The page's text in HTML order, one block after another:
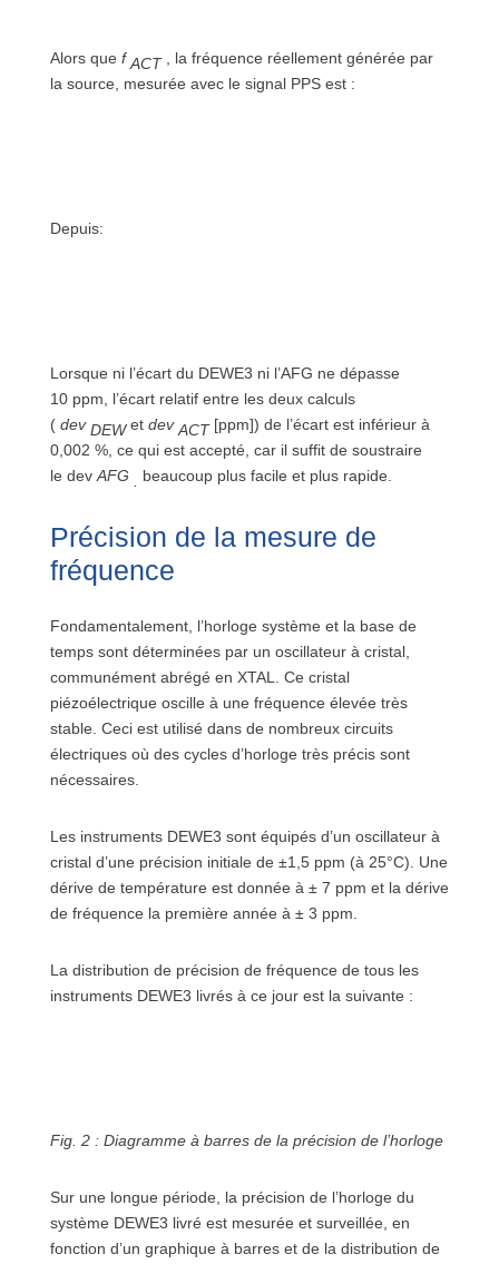
Alors que fACT , la fréquence réellement générée par
la source, mesurée avec le signal PPS est :
Depuis:
Lorsque ni l’écart du DEWE3 ni l’AFG ne dépasse
10 ppm, l’écart relatif entre les deux calculs
( devDEW et devACT [ppm]) de l’écart est inférieur à
0,002 %, ce qui est accepté, car il suffit de soustraire
le devAFG beaucoup plus facile et plus rapide.
Précision de la mesure de
fréquence
Fondamentalement, l’horloge système et la base de
temps sont déterminées par un oscillateur à cristal,
communément abrégé en XTAL. Ce cristal
piézoélectrique oscille à une fréquence élevée très
stable. Ceci est utilisé dans de nombreux circuits
électriques où des cycles d’horloge très précis sont
nécessaires.
Les instruments DEWE3 sont équipés d’un oscillateur à
cristal d’une précision initiale de ±1,5 ppm (à 25°C). Une
dérive de température est donnée à ± 7 ppm et la dérive
de fréquence la première année à ± 3 ppm.
La distribution de précision de fréquence de tous les
instruments DEWE3 livrés à ce jour est la suivante :
Fig. 2 : Diagramme à barres de la précision de l’horloge
Sur une longue période, la précision de l’horloge du
système DEWE3 livré est mesurée et surveillée, en
fonction d’un graphique à barres et de la distribution de